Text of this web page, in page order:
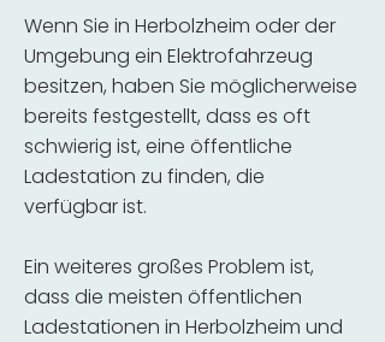
Wenn Sie in Herbolzheim oder der
Umgebung ein Elektrofahrzeug
besitzen, haben Sie möglicherweise
bereits festgestellt, dass es oft
schwierig ist, eine öffentliche
Ladestation zu finden, die
verfügbar ist.
Ein weiteres großes Problem ist,
dass die meisten öffentlichen
Ladestationen in Herbolzheim und